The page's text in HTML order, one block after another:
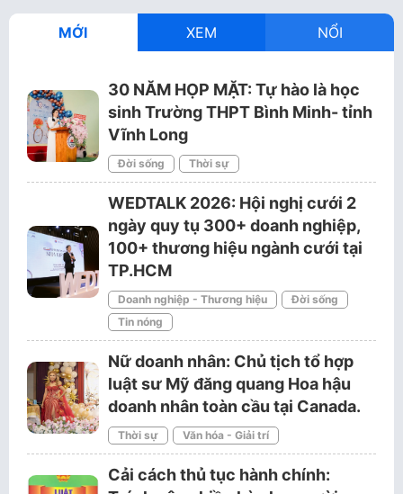
MỚI XEM NỔI
30 NĂM HỌP MẶT: Tự hào là học
sinh Trường THPT Bình Minh- tỉnh
Vĩnh Long
Đời sống Thời sự
WEDTALK 2026: Hội nghị cưới 2
ngày quy tụ 300+ doanh nghiệp,
100+ thương hiệu ngành cưới tại
TP.HCM
Doanh nghiệp - Thương hiệu
Đời sống
Tin nóng
Nữ doanh nhân: Chủ tịch tổ hợp
luật sư Mỹ đăng quang Hoa hậu
doanh nhân toàn cầu tại Canada.
Thời sự Văn hóa - Giải trí
Cải cách thủ tục hành chính: